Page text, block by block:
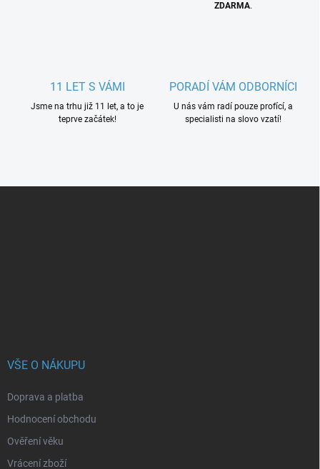
ZDARMA.
11 LET S VÁMI
Jsme na trhu již 11 let, a to je
teprve začátek!
PORADÍ VÁM ODBORNÍCI
U nás vám radí pouze profící, a
specialisti na slovo vzatí!
VŠE O NÁKUPU
Doprava a platba
Hodnocení obchodu
Ověření věku
Vrácení zboží